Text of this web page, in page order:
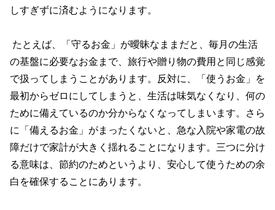
しすぎずに済むようになります。
たとえば、「守るお金」が曖昧なままだと、毎月の生活
の基盤に必要なお金まで、旅行や贈り物の費用と同じ感覚
で扱ってしまうことがあります。反対に、「使うお金」を
最初からゼロにしてしまうと、生活は味気なくなり、何の
ために備えているのか分からなくなってしまいます。さら
に「備えるお金」がまったくないと、急な入院や家電の故
障だけで家計が大きく揺れることになります。三つに分け
る意味は、節約のためというより、安心して使うための余
白を確保することにあります。